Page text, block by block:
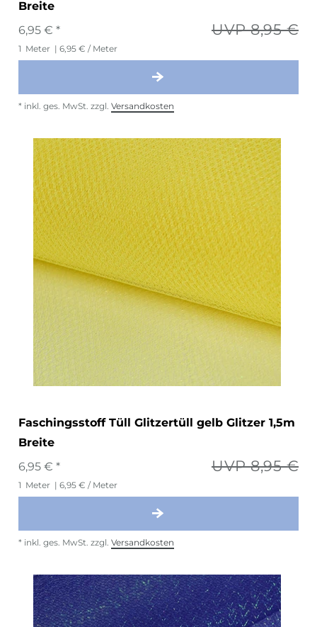
Breite
UVP 8,95 €
6,95 € *
1 Meter | 6,95 € / Meter
* inkl. ges. MwSt. zzgl. Versandkosten
Faschingsstoff Tüll Glitzertüll gelb Glitzer 1,5m
Breite
UVP 8,95 €
6,95 € *
1 Meter | 6,95 € / Meter
* inkl. ges. MwSt. zzgl. Versandkosten